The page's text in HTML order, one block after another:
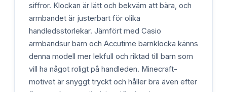
siffror. Klockan är lätt och bekväm att bära, och
armbandet är justerbart för olika
handledsstorlekar. Jämfört med Casio
armbandsur barn och Accutime barnklocka känns
denna modell mer lekfull och riktad till barn som
vill ha något roligt på handleden. Minecraft-
motivet är snyggt tryckt och håller bra även efter